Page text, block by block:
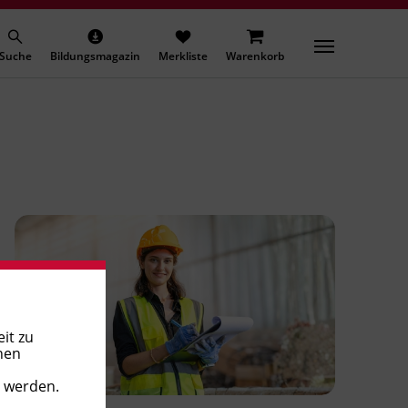
Suche Bildungsmagazin Merkliste Warenkorb
zu